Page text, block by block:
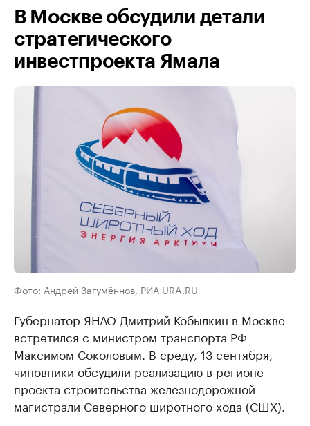
В Москве обсудили детали
стратегического
инвестпроекта Ямала
Фото: Андрей Загумённов, РИА URA.RU
Губернатор ЯНАО Дмитрий Кобылкин в Москве
встретился с министром транспорта РФ
Максимом Соколовым. В среду, 13 сентября,
чиновники обсудили реализацию в регионе
проекта строительства железнодорожной
магистрали Северного широтного хода (СШХ).